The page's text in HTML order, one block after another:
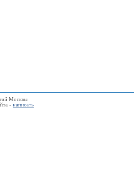
Москвы
- написать